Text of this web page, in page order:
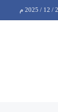
26 / 12 / 2025 م